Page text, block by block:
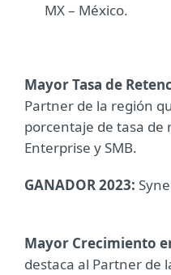
MX – México.
Mayor Tasa de
Partner de la región
porcentaje de tasa
Enterprise y SMB.
GANADOR 2023:
Mayor Crecimiento
destaca al Partner de